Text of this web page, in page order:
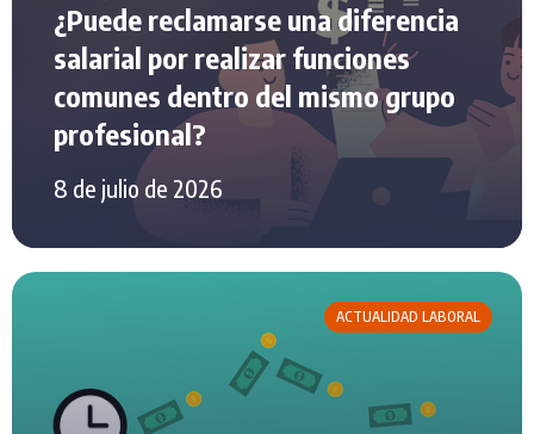
¿Puede reclamarse una diferencia
salarial por realizar funciones
comunes dentro del mismo grupo
profesional?
8 de julio de 2026
ACTUALIDAD LABORAL